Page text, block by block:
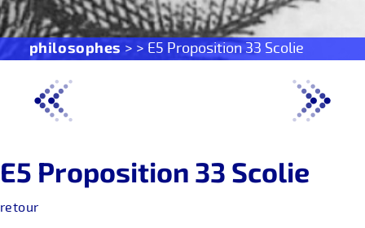
philosophes > > E5 Proposition 33 Scolie
E5 Proposition 33 Scolie
retour